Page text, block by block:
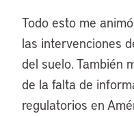
Todo esto me
las intervenciones
del suelo. También
de la falta de
regulatorios en